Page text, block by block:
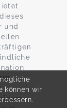
und
können wir